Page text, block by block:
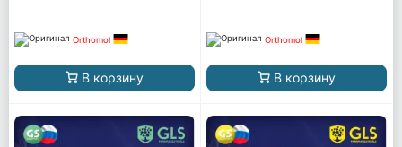
Orthomol
В корзину
Orthomol
В корзину